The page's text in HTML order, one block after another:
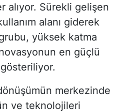
alıyor. Sürekli gelişen
alanı giderek
yüksek katma
en güçlü
merkezinde
ve teknolojileri